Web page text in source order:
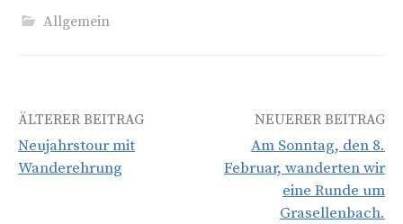
Allgemein
Beitrags-
Navigation
ÄLTERER BEITRAG
Neujahrstour mit
Wanderehrung
NEUERER BEITRAG
Am Sonntag, den 8.
Februar, wanderten wir
eine Runde um
Grasellenbach.